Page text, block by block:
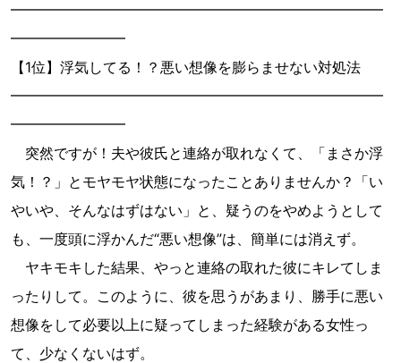
━━━━━━━━━━━━━━━━━━━━━━━━━━
━━━━━━━━
【1位】浮気してる！？悪い想像を膨らませない対処法
━━━━━━━━━━━━━━━━━━━━━━━━━━
━━━━━━━━
突然ですが！夫や彼氏と連絡が取れなくて、「まさか浮
気！？」とモヤモヤ状態になったことありませんか？「い
やいや、そんなはずはない」と、疑うのをやめようとして
も、一度頭に浮かんだ“悪い想像”は、簡単には消えず。
ヤキモキした結果、やっと連絡の取れた彼にキレてしま
ったりして。このように、彼を思うがあまり、勝手に悪い
想像をして必要以上に疑ってしまった経験がある女性っ
て、少なくないはず。